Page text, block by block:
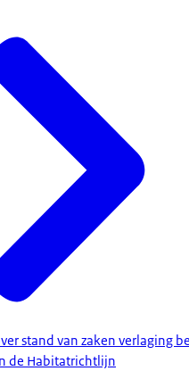
stand van zaken verlaging
de Habitatrichtlijn